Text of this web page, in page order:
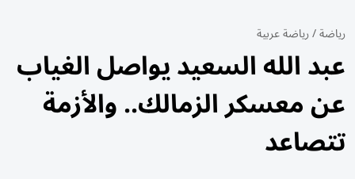
رياضة/رياضة عربية
عبد الله السعيد يواصل الغياب
عن معسكر الزمالك.. والأزمة
تتصاعد